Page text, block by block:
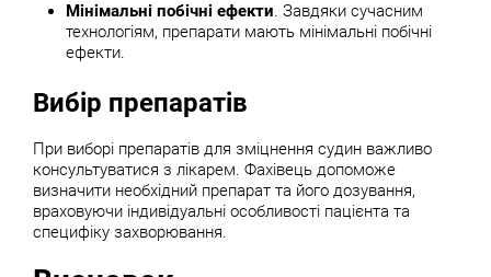
Мінімальні побічні ефекти. Завдяки сучасним
технологіям, препарати мають мінімальні побічні
ефекти.
Вибір препаратів
При виборі препаратів для зміцнення судин важливо
консультуватися з лікарем. Фахівець допоможе
визначити необхідний препарат та його дозування,
враховуючи індивідуальні особливості пацієнта та
специфіку захворювання.